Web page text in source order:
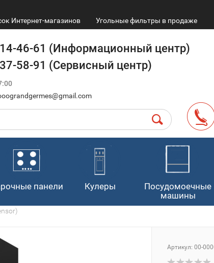
Интернет-магазинов Угольные фильтры в продаже
46-61 (Информационный центр)
58-91 (Сервисный центр)
панели Кулеры
Посудомоечные
машины
Артикул: 00-